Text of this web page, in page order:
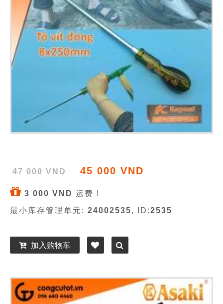
47 000 VND 45 000 VND
3 000 VND 运费 !
最小库存管理单元: 24002535, ID:2535
加入购物车